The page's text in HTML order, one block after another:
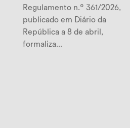
Regulamento n.º 361/2026,
publicado em Diário da
República a 8 de abril,
formaliza...